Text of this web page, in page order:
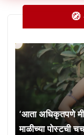
🧭
‘आता अधिकृतपणे
माळीच्या पोस्टची